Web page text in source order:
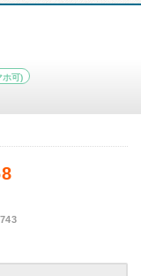
ホ可)
743